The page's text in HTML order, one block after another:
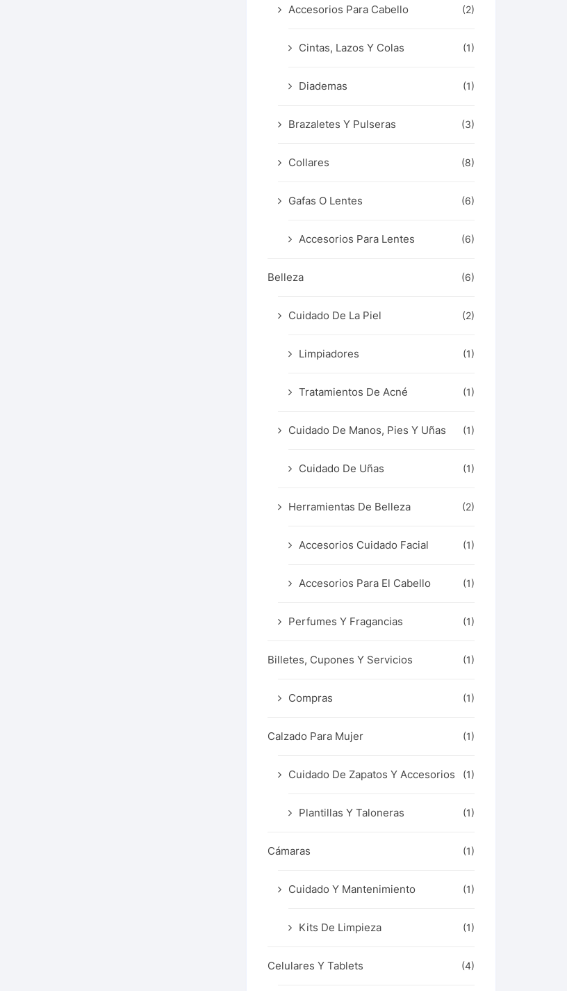
Accesorios Para Cabello (2)
Cintas, Lazos Y Colas (1)
Diademas (1)
Brazaletes Y Pulseras (3)
Collares (8)
Gafas O Lentes (6)
Accesorios Para Lentes (6)
Belleza (6)
Cuidado De La Piel (2)
Limpiadores (1)
Tratamientos De Acné (1)
Cuidado De Manos, Pies Y Uñas (1)
Cuidado De Uñas (1)
Herramientas De Belleza (2)
Accesorios Cuidado Facial (1)
Accesorios Para El Cabello (1)
Perfumes Y Fragancias (1)
Billetes, Cupones Y Servicios (1)
Compras (1)
Calzado Para Mujer (1)
Cuidado De Zapatos Y Accesorios (1)
Plantillas Y Taloneras (1)
Cámaras (1)
Cuidado Y Mantenimiento (1)
Kits De Limpieza (1)
Celulares Y Tablets (4)